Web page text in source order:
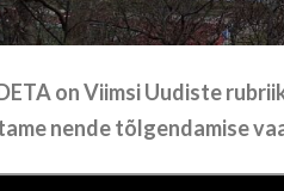
on Viimsi Uudiste
nende tõlgendamise